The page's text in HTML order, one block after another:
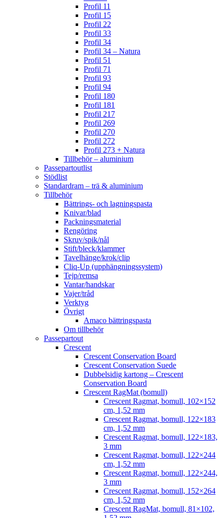
Profil 11
Profil 15
Profil 22
Profil 33
Profil 34
Profil 34 – Natura
Profil 51
Profil 71
Profil 93
Profil 94
Profil 180
Profil 181
Profil 217
Profil 269
Profil 270
Profil 272
Profil 273 + Natura
Tillbehör – aluminium
Passepartoutlist
Stödlist
Standardram – trä & aluminium
Tillbehör
Bättrings- och lagningspasta
Knivar/blad
Packningsmaterial
Rengöring
Skruv/spik/nål
Stift/bleck/klammer
Tavelhänge/krok/clip
Cliq-Up (upphängningssystem)
Tejp/remsa
Vantar/handskar
Vajer/tråd
Verktyg
Övrigt
Amaco bättringspasta
Om tillbehör
Passepartout
Crescent
Crescent Conservation Board
Crescent Conservation Suede
Dubbelsidig kartong – Crescent
Conservation Board
Crescent RagMat (bomull)
Crescent Ragmat, bomull, 102×152
cm, 1,52 mm
Crescent Ragmat, bomull, 122×183
cm, 1,52 mm
Crescent Ragmat, bomull, 122×183,
3 mm
Crescent Ragmat, bomull, 122×244
cm, 1,52 mm
Crescent Ragmat, bomull, 122×244,
3 mm
Crescent Ragmat, bomull, 152×264
cm, 1,52 mm
Crescent RagMat, bomull, 81×102,